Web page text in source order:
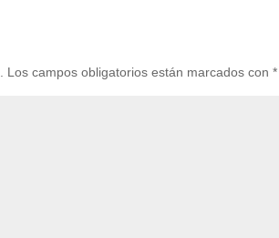
Los campos obligatorios están marcados con*